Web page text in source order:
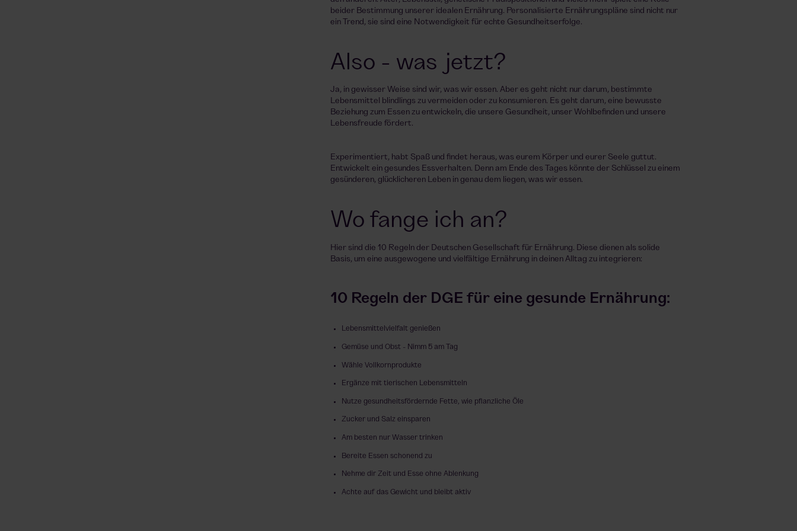
beider Bestimmung unserer idealen Ernährung. Personalisierte Ernährungspläne sind nicht nur
ein Trend, sie sind eine Notwendigkeit für echte Gesundheitserfolge.
Also - was jetzt?
Ja, in gewisser Weise sind wir, was wir essen. Aber es geht nicht nur darum, bestimmte
Lebensmittel blindlings zu vermeiden oder zu konsumieren. Es geht darum, eine bewusste
Beziehung zum Essen zu entwickeln, die unsere Gesundheit, unser Wohlbefinden und unsere
Lebensfreude fördert.
Experimentiert, habt Spaß und findet heraus, was eurem Körper und eurer Seele guttut.
Entwickelt ein gesundes Essverhalten. Denn am Ende des Tages könnte der Schlüssel zu einem
gesünderen, glücklicheren Leben in genau dem liegen, was wir essen.
Wo fange ich an?
Hier sind die 10 Regeln der Deutschen Gesellschaft für Ernährung. Diese dienen als solide
Basis, um eine ausgewogene und vielfältige Ernährung in deinen Alltag zu integrieren:
10 Regeln der DGE für eine gesunde Ernährung:
Lebensmittelvielfalt genießen
Gemüse und Obst - Nimm 5 am Tag
Wähle Vollkornprodukte
Ergänze mit tierischen Lebensmitteln
Nutze gesundheitsfördernde Fette, wie pflanzliche Öle
Zucker und Salz einsparen
Am besten nur Wasser trinken
Bereite Essen schonend zu
Nehme dir Zeit und Esse ohne Ablenkung
Achte auf das Gewicht und bleibt aktiv